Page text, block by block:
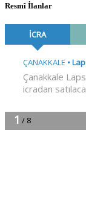
Resmî İlanlar